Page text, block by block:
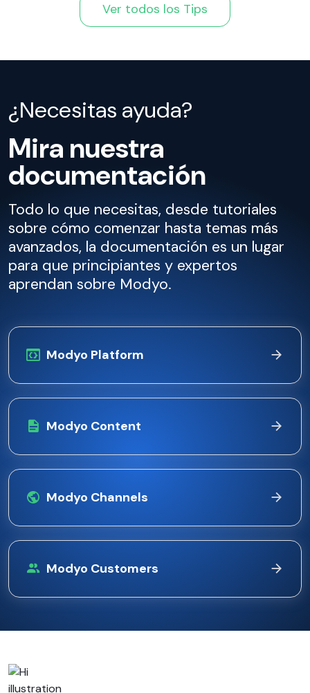
Ver todos los Tips
¿Necesitas ayuda?
Mira nuestra
documentación
Todo lo que necesitas, desde tutoriales
sobre cómo comenzar hasta temas más
avanzados, la documentación es un lugar
para que principiantes y expertos
aprendan sobre Modyo.
Modyo Platform
Modyo Content
Modyo Channels
Modyo Customers